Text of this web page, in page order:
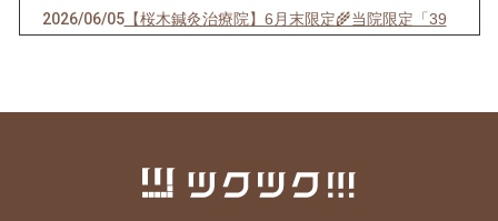
2026/06/05【桜木鍼灸治療院】6月末限定🌾当院限定「39
【4月から変わります】料金改定と新しい取り
組みのお知らせ🌿